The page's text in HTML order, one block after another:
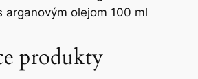
arganovým olejom 100 ml
produkty